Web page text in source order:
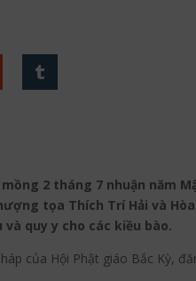
2 tháng 7 nhuận năm
tọa Thích Trí Hải và
quy y cho các kiều bào.
của Hội Phật giáo Bắc Kỳ,